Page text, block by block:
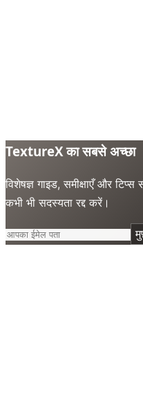
TextureX का सबसे अच्छा
विशेषज्ञ गाइड, समीक्षाएँ और
कभी भी सदस्यता रद्द करें।